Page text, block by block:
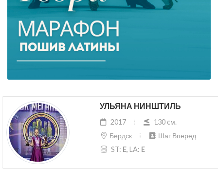
УЛЬЯНА НИНШТИЛЬ
2017
130 cм.
Бердск
Шаг Вперед
ST: E, LA: E